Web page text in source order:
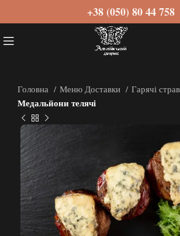
+38 (050) 80 44 758
Головна Меню Доставки Гарячі
Медальйони телячі